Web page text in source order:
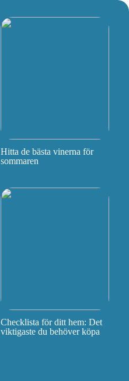
Hitta de bästa vinerna för
sommaren
Checklista för ditt hem: Det
viktigaste du behöver köpa